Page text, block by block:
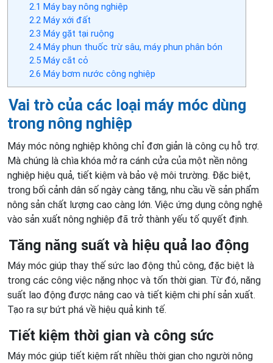
2.1 Máy bay nông nghiệp
2.2Máy xới đất
2.3 Máy gặt tại ruộng
2.4Máy phun thuốc trừ sâu, máy phun phân bón
2.5Máy cắt cỏ
2.6 Máy bơm nước công nghiệp
Vai trò của các loại máy móc dùng
trong nông nghiệp
Máy móc nông nghiệp không chỉ đơn giản là công cụ hỗ trợ.
Mà chúng là chìa khóa mở ra cánh cửa của một nền nông
nghiệp hiệu quả, tiết kiệm và bảo vệ môi trường. Đặc biệt,
trong bối cảnh dân số ngày càng tăng, nhu cầu về sản phẩm
nông sản chất lượng cao càng lớn. Việc ứng dụng công nghệ
vào sản xuất nông nghiệp đã trở thành yếu tố quyết định.
Tăng năng suất và hiệu quả lao động
Máy móc giúp thay thế sức lao động thủ công, đặc biệt là
trong các công việc nặng nhọc và tốn thời gian. Từ đó, năng
suất lao động được nâng cao và tiết kiệm chi phí sản xuất.
Tạo ra sự bứt phá về hiệu quả kinh tế.
Tiết kiệm thời gian và công sức
Máy móc giúp tiết kiệm rất nhiều thời gian cho người nông